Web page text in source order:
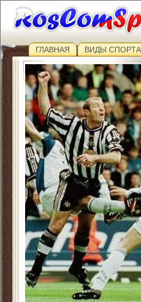
ГЛАВНАЯ ВИДЫ СПОРТА